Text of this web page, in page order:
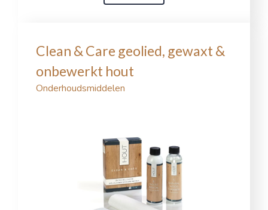
Clean & Care geolied, gewaxt &
onbewerkt hout
Onderhoudsmiddelen